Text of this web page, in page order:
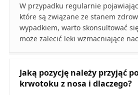
W przypadku regularnie
które są związane ze stanem
wypadkiem, warto skonsultować
może zalecić leki wzmacniające
Jaką pozycję należy przyjąć
krwotoku z nosa i dlaczego?